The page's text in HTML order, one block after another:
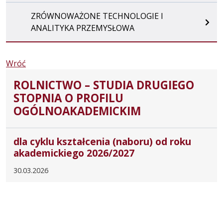
ZRÓWNOWAŻONE TECHNOLOGIE I
ANALITYKA PRZEMYSŁOWA
Wróć
ROLNICTWO – STUDIA DRUGIEGO
STOPNIA O PROFILU
OGÓLNOAKADEMICKIM
dla cyklu kształcenia (naboru) od roku
akademickiego 2026/2027
30.03.2026